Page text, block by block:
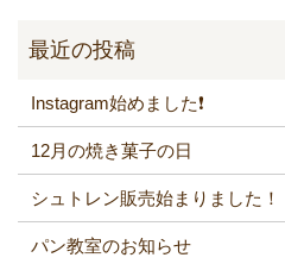
Instagram始めました❗️
12月の焼き菓子の日
シュトレン販売始まりました！
パン教室のお知らせ